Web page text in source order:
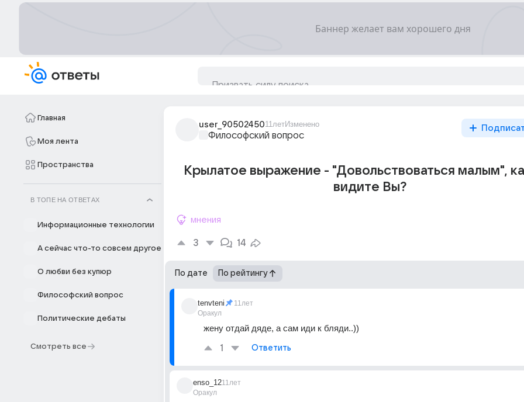
Главная
Моя лента
Пространства
В ТОПЕ НА ОТВЕТАХ
Информационные технологии
А сейчас что-то совсем другое
О любви без купюр
Философский вопрос
Политические дебаты
Смотреть все
user_9050245011летИзменено
Философский вопрос
Крылатое выражение - "Довольствоваться малым",
видите Вы?
мнения
3 14
По дате По рейтингу
tenvteni
Оракул
11лет
жену отдай дяде, а сам иди к бляди..))
1 Ответить
enso_12
Оракул
11лет